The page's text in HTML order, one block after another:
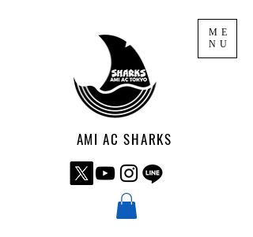
ME
NU
AMI AC SHARKS